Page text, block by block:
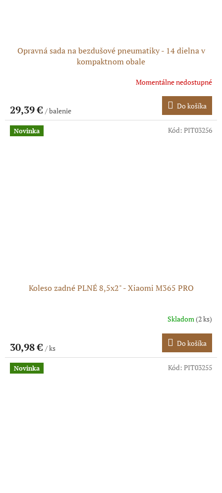
Opravná sada na bezdušové pneumatiky - 14 dielna v
kompaktnom obale
Momentálne nedostupné
29,39 € / balenie
Do košíka
Novinka
Koleso zadné PLNÉ 8,5x2" - Xiaomi M365 PRO
Skladom(2 ks)
30,98 € / ks
Do košíka
Kód: PIT03256
Novinka Kód: PIT03255